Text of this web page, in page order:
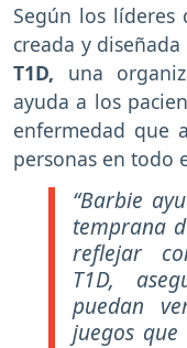
Según los líderes
creada y
T1D, una
ayuda a los
enfermedad que
personas en todo
“Barbie
temprana
reflejar
T1D,
puedan
juegos que